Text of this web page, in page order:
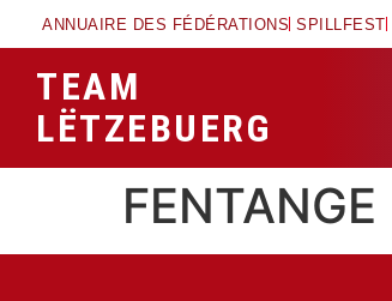
ANNUAIRE DES FÉDÉRATIONS SPILLFEST
TEAM
LËTZEBUERG
FENTANGE